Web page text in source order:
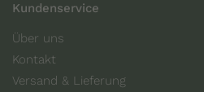
Kundenservice
Über uns
Kontakt
Versand & Lieferung